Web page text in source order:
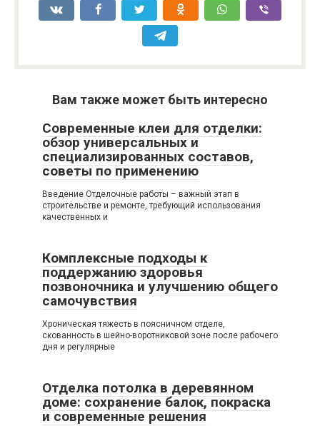
Вам также может быть интересно
Современные клеи для отделки:
обзор универсальных и
специализированных составов,
советы по применению
Введение Отделочные работы – важный этап в
строительстве и ремонте, требующий использования
качественных и
Комплексные подходы к
поддержанию здоровья
позвоночника и улучшению общего
самочувствия
Хроническая тяжесть в поясничном отделе,
скованность в шейно-воротниковой зоне после рабочего
дня и регулярные
Отделка потолка в деревянном
доме: сохранение балок, покраска
и современные решения